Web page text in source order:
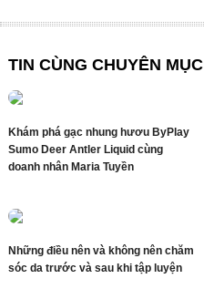
TIN CÙNG CHUYÊN MỤC
Khám phá gạc nhung hươu ByPlay
Sumo Deer Antler Liquid cùng
doanh nhân Maria Tuyền
Những điều nên và không nên chăm
sóc da trước và sau khi tập luyện